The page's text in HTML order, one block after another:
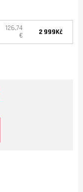
126,74
€
2 999Kč